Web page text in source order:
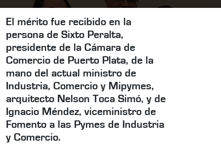
El mérito fue recibido en la
persona de Sixto Peralta,
presidente de la Cámara de
Comercio de Puerto Plata, de la
mano del actual ministro de
Industria, Comercio y Mipymes,
arquitecto Nelson Toca Simó, y de
Ignacio Méndez, viceministro de
Fomento a las Pymes de Industria
y Comercio.